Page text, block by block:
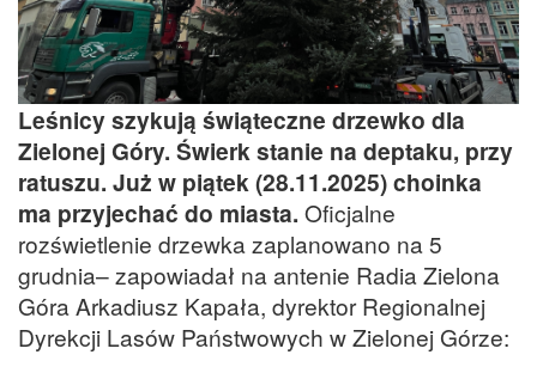
Leśnicy szykują świąteczne drzewko dla
Zielonej Góry. Świerk stanie na deptaku, przy
ratuszu. Już w piątek (28.11.2025) choinka
ma przyjechać do miasta. Oficjalne
rozświetlenie drzewka zaplanowano na 5
grudnia– zapowiadał na antenie Radia Zielona
Góra Arkadiusz Kapała, dyrektor Regionalnej
Dyrekcji Lasów Państwowych w Zielonej Górze: